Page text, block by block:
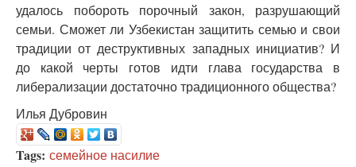
удалось побороть порочный закон, разрушающий
семьи. Сможет ли Узбекистан защитить семью и свои
традиции от деструктивных западных инициатив? И
до какой черты готов идти глава государства в
либерализации достаточно традиционного общества?
Илья Дубровин
Tags: семейное насилие